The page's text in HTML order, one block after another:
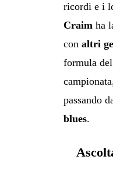
ricordi e i
Craim ha
conaltri
formula
passando
blues.